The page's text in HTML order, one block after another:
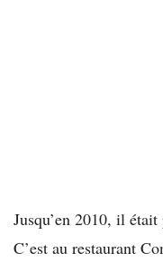
Jusqu’en 2010, il
C’est au restaurant